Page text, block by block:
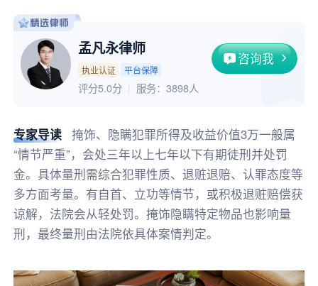
孟凡永律师
执业认证 平台保障
咨询我
评分5.0分 服务： 3898人
专家导读
掩饰、隐瞒犯罪所得及收益价值3万一般属
“情节严重”，会处三年以上七年以下有期徒刑并处罚
金。具体量刑需综合犯罪性质、退赃退赔、认罪态度等
多方面考量。有自首、立功等情节，或积极退赃赔偿获
谅解，法院会从轻处罚。掩饰隐瞒特定物品也影响量
刑，最终量刑由法院依具体案情判定。